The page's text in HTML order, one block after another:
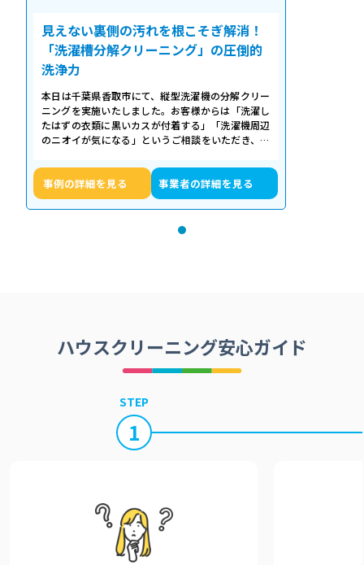
見えない裏側の汚れを根こそぎ解消！
「洗濯槽分解クリーニング」の圧倒的
洗浄力
本日は千葉県香取市にて、縦型洗濯機の分解クリー
ニングを実施いたしました。お客様からは「洗濯し
たはずの衣類に黒いカスが付着する」「洗濯機周辺
のニオイが気になる」というご相談をいただき、内
事例の詳細を見る 事業者の詳細を見る
ハウスクリーニング安心ガイド
STEP
1